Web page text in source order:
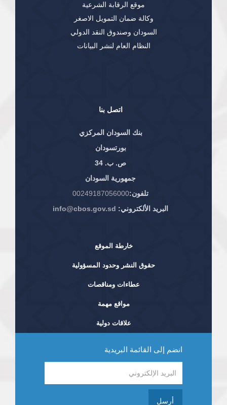
اتصل بنا
بنك السودان المركزي
بورتسودان
ص. ب. 34
جمهورية السودان
تلفون:00249187056000
البريد الألكتروني: info@cbos.gov.sd
موقع الرقابة الشرعية
وكالة ضمان التمويل الاصغر
السودان وصندوق النقد الدولي
النظام العام لنشر البيانات
خارطة الموقع
حقوق النشر وحدود المسؤولية
عطاءات ومناقصات
مواقع مهمة
علاقات دولية
انضم إلى القائمة البريدية
أرسل